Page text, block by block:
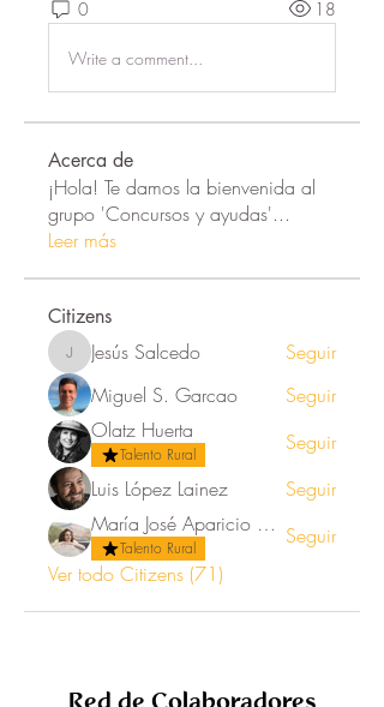
0 18
Write a comment...
Acerca de
¡Hola! Te damos la bienvenida al
grupo 'Concursos y ayudas'...
Leer más
Citizens
Jesús Salcedo
Jesús Salcedo
Seguir
Miguel S. Garcao
Seguir
Olatz Huerta
Talento Rural
Seguir
Luis López Lainez
Seguir
María José Aparicio Ortega
Talento Rural
Seguir
Ver todo Citizens (71)